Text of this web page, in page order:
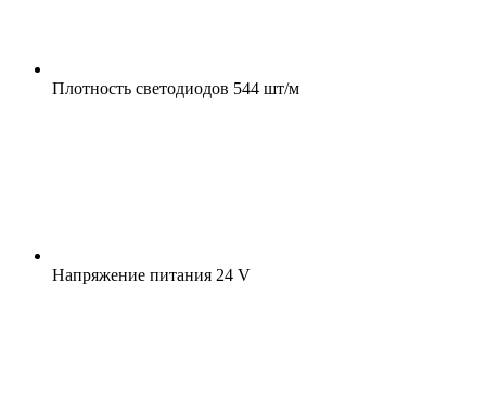
Плотность светодиодов 544 шт/м
Напряжение питания 24 V